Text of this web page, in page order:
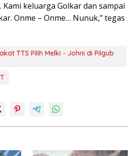
keluarga Golkar dan sampai
Onme – Onme… Nunuk,” tegas
TTS Pilih Melki - Johni di Pilgub